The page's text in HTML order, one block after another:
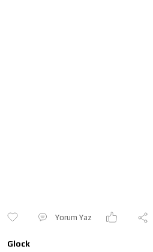
Yorum Yaz
Glock